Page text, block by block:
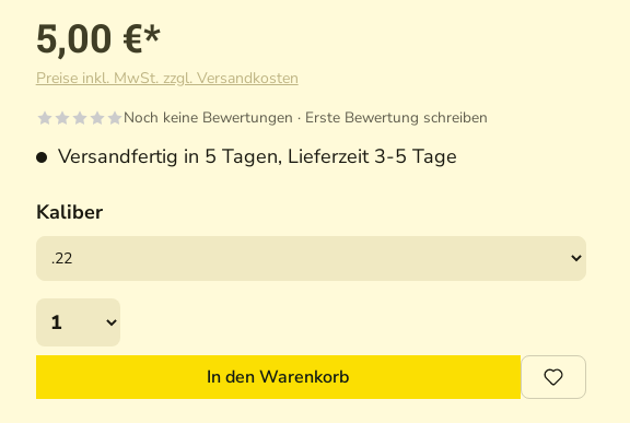
5,00 €*
Preise inkl. MwSt. zzgl. Versandkosten
Noch keine Bewertungen · Erste Bewertung schreiben
Versandfertig in 5 Tagen, Lieferzeit 3-5 Tage
Kaliber
In den Warenkorb